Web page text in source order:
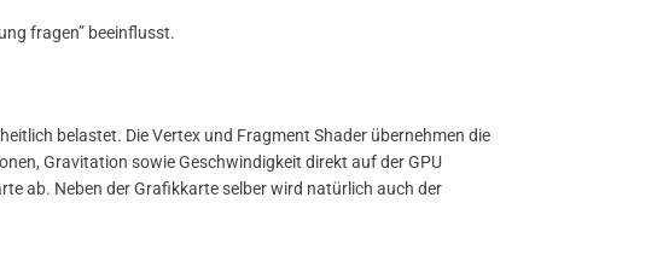
fragen” beeinflusst.
belastet. Die Vertex und Fragment Shader übernehmen die
Gravitation sowie Geschwindigkeit direkt auf der GPU
ab. Neben der Grafikkarte selber wird natürlich auch der